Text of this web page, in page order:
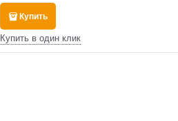
Купить
Купить в один клик